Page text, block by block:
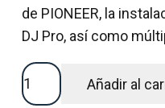
de PIONEER, la
DJ Pro, así como
TUTORIAL
TÉCNICO
Añadir al